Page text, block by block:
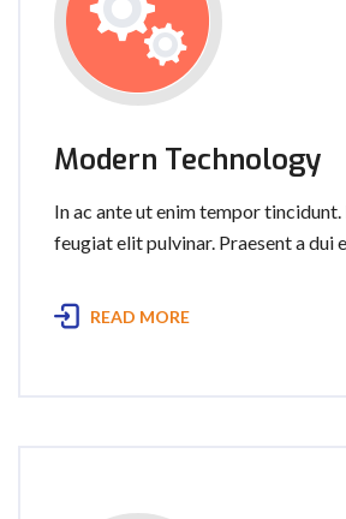
Modern Technology
In ac ante ut enim tempor tincidunt.
feugiat elit pulvinar. Praesent a dui
READ MORE